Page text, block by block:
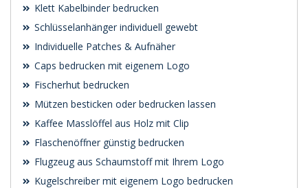
Klett Kabelbinder bedrucken
Schlüsselanhänger individuell gewebt
Individuelle Patches & Aufnäher
Caps bedrucken mit eigenem Logo
Fischerhut bedrucken
Mützen besticken oder bedrucken lassen
Kaffee Masslöffel aus Holz mit Clip
Flaschenöffner günstig bedrucken
Flugzeug aus Schaumstoff mit Ihrem Logo
Kugelschreiber mit eigenem Logo bedrucken